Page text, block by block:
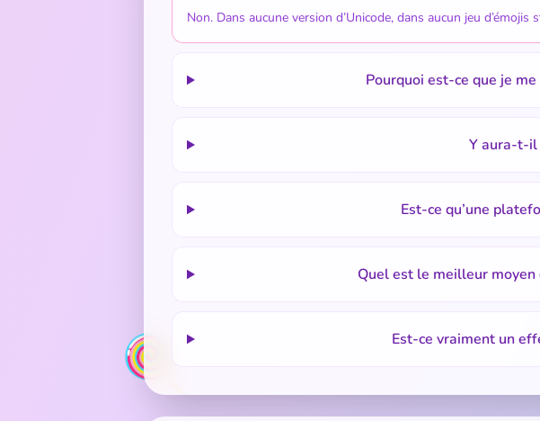
🍭
Non. Dans aucune version d’Unicode, dans aucun jeu
Pourquoi est-ce que je
Y aura-t-il
Est-ce qu’une
Quel est le meilleur moyen
Est-ce vraiment un